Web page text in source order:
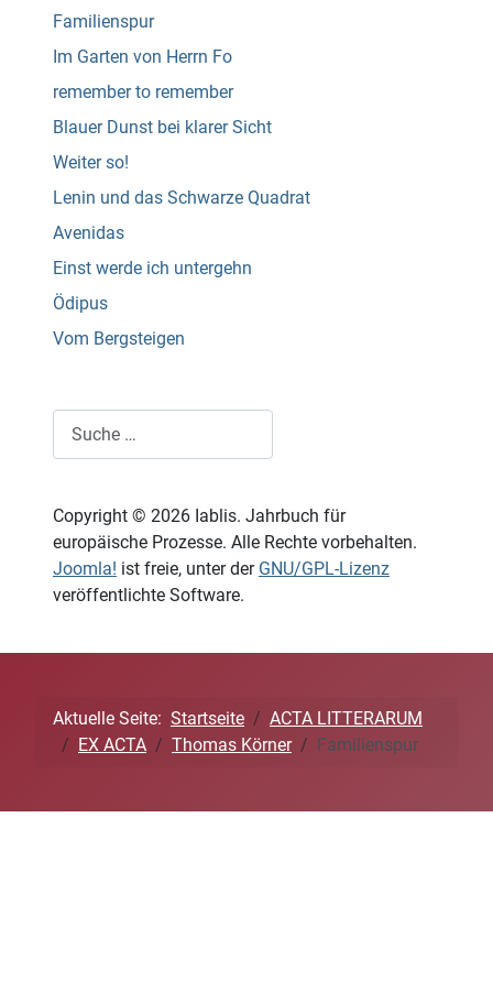
Familienspur
Im Garten von Herrn Fo
remember to remember
Blauer Dunst bei klarer Sicht
Weiter so!
Lenin und das Schwarze Quadrat
Avenidas
Einst werde ich untergehn
Ödipus
Vom Bergsteigen
Copyright © 2026 Iablis. Jahrbuch für
europäische Prozesse. Alle Rechte vorbehalten.
Joomla! ist freie, unter der GNU/GPL-Lizenz
veröffentlichte Software.
Aktuelle Seite: Startseite
ACTA LITTERARUM
EX ACTA
Thomas Körner Familienspur